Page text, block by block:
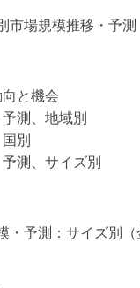
市場規模推移・予測
と機会
測、地域別
別
測、サイズ別
・予測：サイズ別